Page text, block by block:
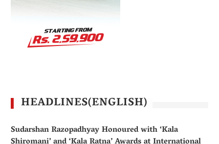
HEADLINES(ENGLISH)
Sudarshan Razopadhyay Honoured with ‘Kala